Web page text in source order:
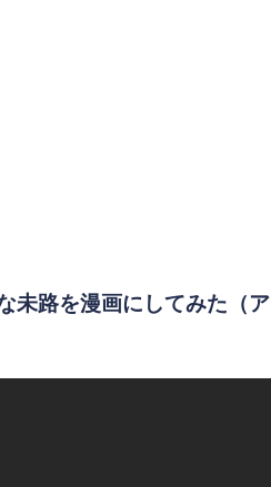
未路を漫画にしてみた（ア